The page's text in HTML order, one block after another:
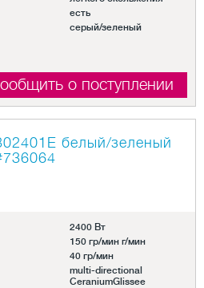
есть
серый/зеленый
о поступлении
белый/зеленый
2400 Вт
150 гр/мин г/мин
40 гр/мин
multi-directional
CeraniumGlissee